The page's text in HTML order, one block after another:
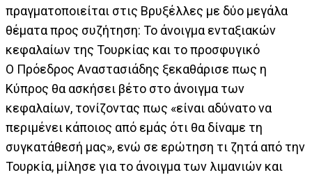
πραγματοποιείται στις Βρυξέλλες με δύο μεγάλα
θέματα προς συζήτηση: Το άνοιγμα ενταξιακών
κεφαλαίων της Τουρκίας και το προσφυγικό
Ο Πρόεδρος Αναστασιάδης ξεκαθάρισε πως η
Κύπρος θα ασκήσει βέτο στο άνοιγμα των
κεφαλαίων, τονίζοντας πως «είναι αδύνατο να
περιμένει κάποιος από εμάς ότι θα δίναμε τη
συγκατάθεσή μας», ενώ σε ερώτηση τι ζητά από την
Τουρκία, μίλησε για το άνοιγμα των λιμανιών και